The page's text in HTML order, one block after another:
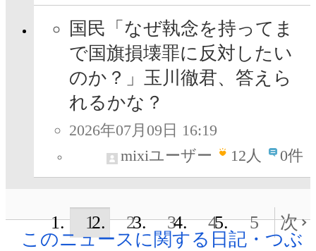
国民「なぜ執念を持ってま
で国旗損壊罪に反対したい
のか？」玉川徹君、答えら
れるかな？
2026年07月09日 16:19
mixiユーザー
12人 0件
1 2 3 4 5
次
このニュースに関する日記・つぶ